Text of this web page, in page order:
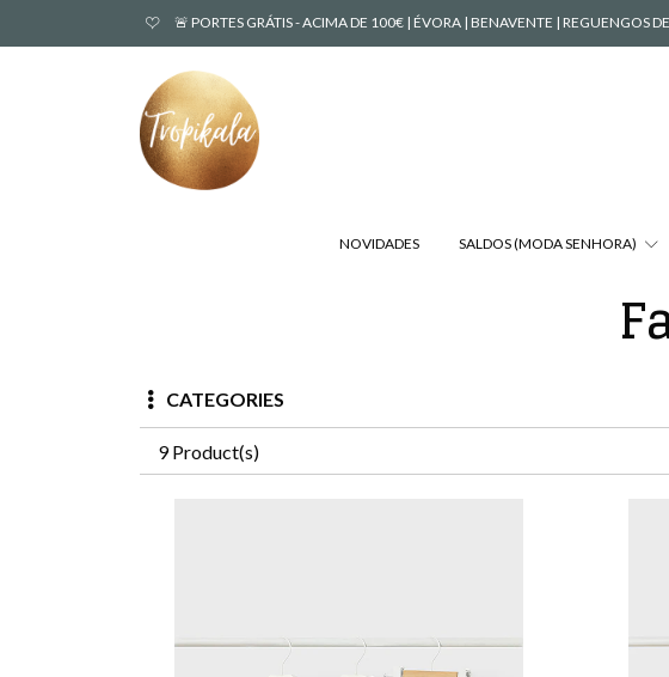
🚨 PORTES GRÁTIS - ACIMA DE 100€ | ÉVORA | BENAVENTE | REGUENGOS
NOVIDADES SALDOS (MODA SENHORA)
CATEGORIES
9 Product(s)